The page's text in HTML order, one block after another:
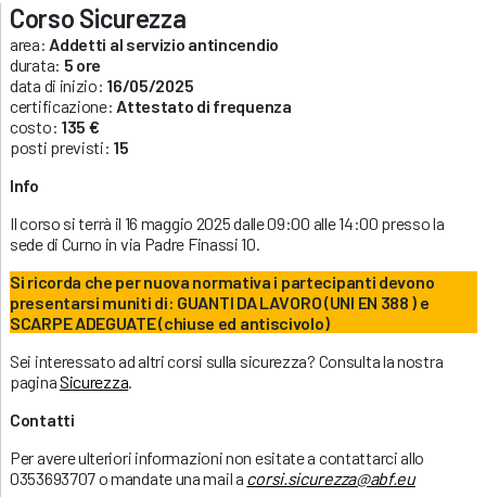
Corso Sicurezza
area: Addetti al servizio antincendio
durata: 5 ore
data di inizio: 16/05/2025
certificazione: Attestato di frequenza
costo: 135 €
posti previsti: 15
Info
Il corso si terrà il 16 maggio 2025 dalle 09:00 alle 14:00 presso la
sede di Curno in via Padre Finassi 10.
Si ricorda che per nuova normativa i partecipanti devono
presentarsi muniti di: GUANTI DA LAVORO (UNI EN 388 ) e
SCARPE ADEGUATE (chiuse ed antiscivolo)
Sei interessato ad altri corsi sulla sicurezza? Consulta la nostra
paginaSicurezza
Contatti
Per avere ulteriori informazioni non esitate a contattarci allo
0353693707 o mandate una mail a corsi.sicurezza@abf.eu